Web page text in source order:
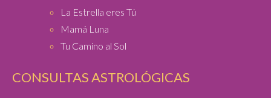
La Estrella eres Tú
Mamá Luna
Tu Camino al Sol
CONSULTAS ASTROLÓGICAS